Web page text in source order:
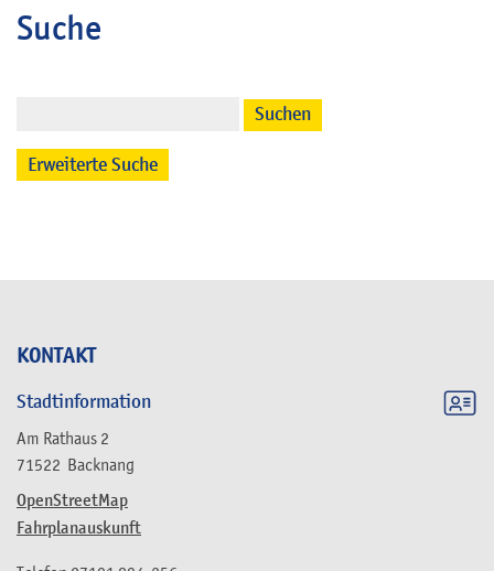
KONTAKT
Stadtinformation
Am Rathaus 2
71522 Backnang
OpenStreetMap
Fahrplanauskunft
Suche
Suchen
Erweiterte Suche